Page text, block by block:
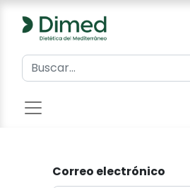
Correo electrónico